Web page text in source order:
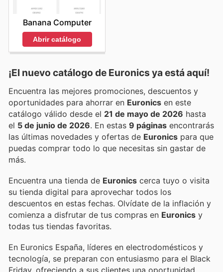
Banana Computer
Abrir catálogo
¡El nuevo catálogo de Euronics ya está aquí!
Encuentra las mejores promociones, descuentos y
oportunidades para ahorrar en Euronics en este
catálogo válido desde el 21 de mayo de 2026 hasta
el 5 de junio de 2026 . En estas 9 páginas encontrarás
las últimas novedades y ofertas de Euronics para que
puedas comprar todo lo que necesitas sin gastar de
más.
Encuentra una tienda de Euronics cerca tuyo o visita
su tienda digital para aprovechar todos los
descuentos en estas fechas. Olvídate de la inflación y
comienza a disfrutar de tus compras en Euronics y
todas tus tiendas favoritas.
En Euronics España, líderes en electrodomésticos y
tecnología, se preparan con entusiasmo para el Black
Friday, ofreciendo a sus clientes una oportunidad